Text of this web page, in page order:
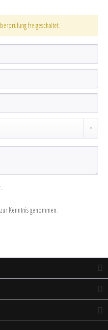
freigeschaltet.
zur Kenntnis genommen.